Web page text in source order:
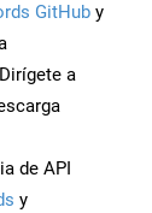
GitHub y
a
de API
y